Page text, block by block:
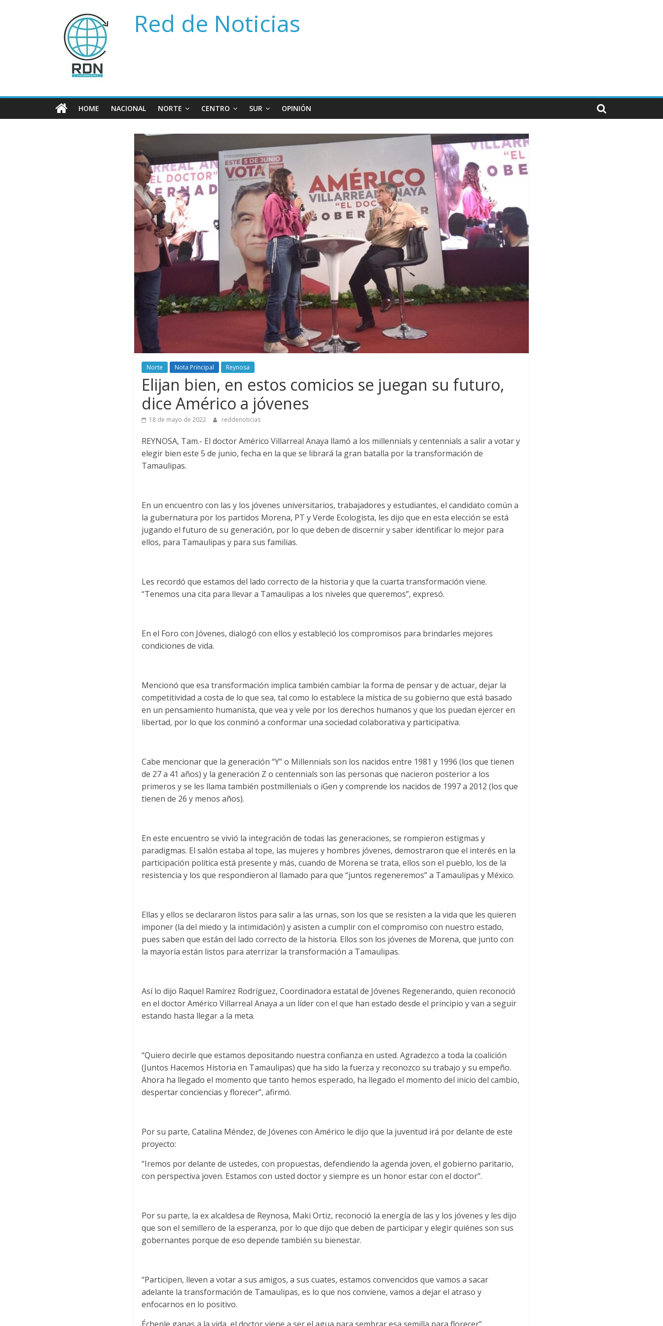
Red de Noticias
HOME NACIONAL NORTE CENTRO SUR OPINIÓN
Norte Nota Principal Reynosa
Elijan bien, en estos comicios se juegan su futuro,
dice Américo a jóvenes
18 de mayo de 2022 reddenoticias
REYNOSA, Tam.- El doctor Américo Villarreal Anaya llamó a los millennials y centennials a salir a votar y
elegir bien este 5 de junio, fecha en la que se librará la gran batalla por la transformación de
Tamaulipas.
En un encuentro con las y los jóvenes universitarios, trabajadores y estudiantes, el candidato común a
la gubernatura por los partidos Morena, PT y Verde Ecologista, les dijo que en esta elección se está
jugando el futuro de su generación, por lo que deben de discernir y saber identificar lo mejor para
ellos, para Tamaulipas y para sus familias.
Les recordó que estamos del lado correcto de la historia y que la cuarta transformación viene.
“Tenemos una cita para llevar a Tamaulipas a los niveles que queremos”, expresó.
En el Foro con Jóvenes, dialogó con ellos y estableció los compromisos para brindarles mejores
condiciones de vida.
Mencionó que esa transformación implica también cambiar la forma de pensar y de actuar, dejar la
competitividad a costa de lo que sea, tal como lo establece la mística de su gobierno que está basado
en un pensamiento humanista, que vea y vele por los derechos humanos y que los puedan ejercer en
libertad, por lo que los conminó a conformar una sociedad colaborativa y participativa.
Cabe mencionar que la generación “Y” o Millennials son los nacidos entre 1981 y 1996 (los que tienen
de 27 a 41 años) y la generación Z o centennials son las personas que nacieron posterior a los
primeros y se les llama también postmillenials o iGen y comprende los nacidos de 1997 a 2012 (los que
tienen de 26 y menos años).
En este encuentro se vivió la integración de todas las generaciones, se rompieron estigmas y
paradigmas. El salón estaba al tope, las mujeres y hombres jóvenes, demostraron que el interés en la
participación política está presente y más, cuando de Morena se trata, ellos son el pueblo, los de la
resistencia y los que respondieron al llamado para que “juntos regeneremos” a Tamaulipas y México.
Ellas y ellos se declararon listos para salir a las urnas, son los que se resisten a la vida que les quieren
imponer (la del miedo y la intimidación) y asisten a cumplir con el compromiso con nuestro estado,
pues saben que están del lado correcto de la historia. Ellos son los jóvenes de Morena, que junto con
la mayoría están listos para aterrizar la transformación a Tamaulipas.
Así lo dijo Raquel Ramírez Rodríguez, Coordinadora estatal de Jóvenes Regenerando, quien reconoció
en el doctor Américo Villarreal Anaya a un líder con el que han estado desde el principio y van a seguir
estando hasta llegar a la meta.
“Quiero decirle que estamos depositando nuestra confianza en usted. Agradezco a toda la coalición
(Juntos Hacemos Historia en Tamaulipas) que ha sido la fuerza y reconozco su trabajo y su empeño.
Ahora ha llegado el momento que tanto hemos esperado, ha llegado el momento del inicio del cambio,
despertar conciencias y florecer”, afirmó.
Por su parte, Catalina Méndez, de Jóvenes con Américo le dijo que la juventud irá por delante de este
proyecto:
“Iremos por delante de ustedes, con propuestas, defendiendo la agenda joven, el gobierno paritario,
con perspectiva joven. Estamos con usted doctor y siempre es un honor estar con el doctor”.
Por su parte, la ex alcaldesa de Reynosa, Maki Ortiz, reconoció la energía de las y los jóvenes y les dijo
que son el semillero de la esperanza, por lo que dijo que deben de participar y elegir quiénes son sus
gobernantes porque de eso depende también su bienestar.
“Participen, lleven a votar a sus amigos, a sus cuates, estamos convencidos que vamos a sacar
adelante la transformación de Tamaulipas, es lo que nos conviene, vamos a dejar el atraso y
enfocarnos en lo positivo.